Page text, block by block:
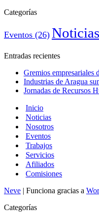
Categorías
Eventos (26) Noticias
Entradas recientes
Gremios empresariales
Industrias de Aragua
Jornadas de Recursos
Inicio
Noticias
Nosotros
Eventos
Trabajos
Servicios
Afiliados
Comisiones
Neve | Funciona gracias a
Categorías